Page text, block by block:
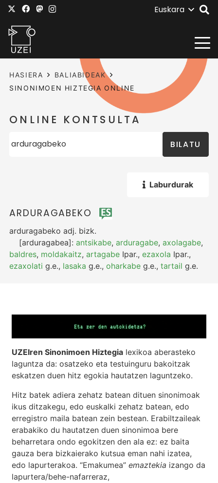
Euskara
HASIERA
BALIABIDEAK
SINONIMOEN HIZTEGIA ONLINE
ONLINE KONTSULTA
BILATU
Laburdurak
ARDURAGABEKO
arduragabeko adj. bizk.
[arduragabea]:antsikabe,arduragabe,axolagabe,
baldres, moldakaitz,artagabe Ipar.,ezaxola Ipar.,
ezaxolati g.e., lasaka g.e.,oharkabe g.e.,tartail g.e.
UZEIren Sinonimoen Hiztegia lexikoa aberasteko
laguntza da: osatzeko eta testuinguru bakoitzak
eskatzen duen hitz egokia hautatzen laguntzeko.
Hitz batek adiera zehatz batean dituen sinonimoak
ikus ditzakegu, edo euskalki zehatz batean, edo
erregistro maila batean zein bestean. Erabiltzaileak
erabakiko du hautatzen duen sinonimoa bere
beharretara ondo egokitzen den ala ez: ez baita
gauza bera bizkaierako kutsua eman nahi izatea,
edo lapurterakoa. “Emakumea” emaztekia izango da
lapurtera/behe-nafarreraz,